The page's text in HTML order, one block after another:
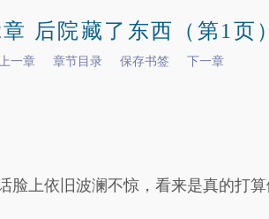
后院藏了东西（第1页）
一章 章节目录 保存书签 下一章
上依旧波澜不惊，看来是真的打算